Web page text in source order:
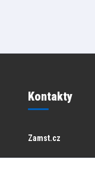
Kontakty
Zamst.cz